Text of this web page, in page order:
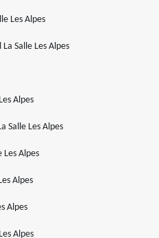
Les Alpes
Salle Les Alpes
Alpes
Salle Les Alpes
Les Alpes
Alpes
Alpes
Alpes